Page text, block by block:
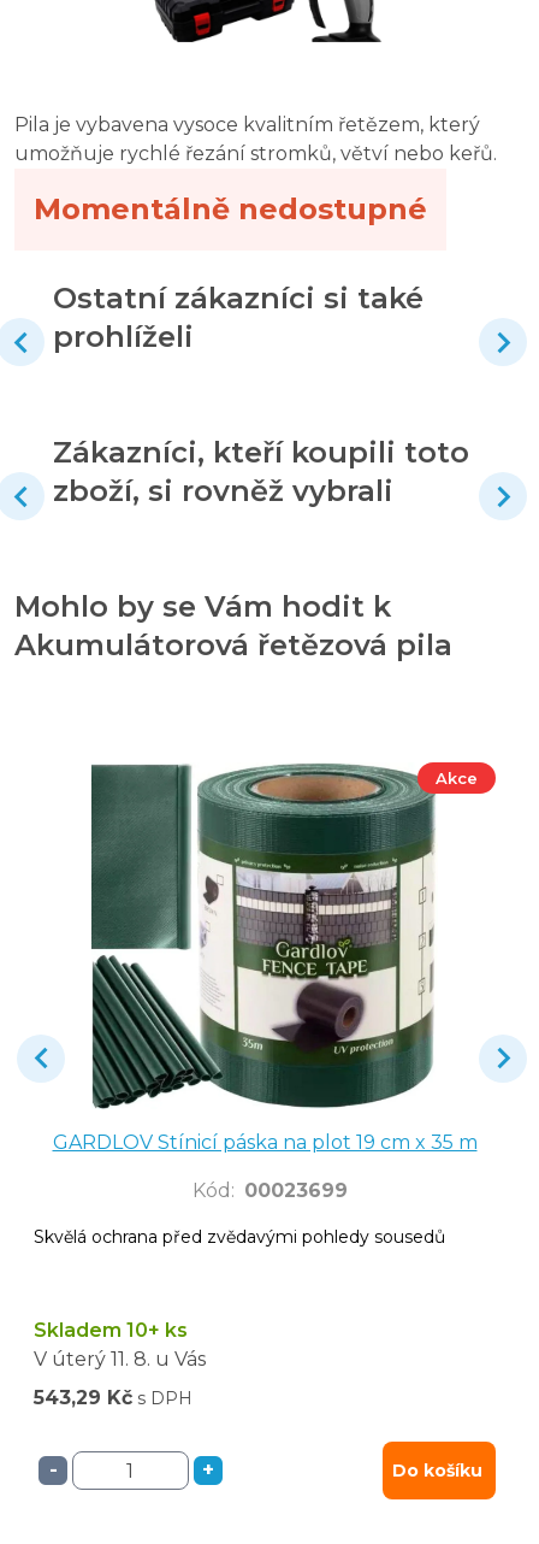
Pila je vybavena vysoce kvalitním řetězem, který
umožňuje rychlé řezání stromků, větví nebo keřů.
Momentálně nedostupné
Ostatní zákazníci si také
prohlíželi
Zákazníci, kteří koupili toto
zboží, si rovněž vybrali
Mohlo by se Vám hodit k
Akumulátorová řetězová pila
Akce
GARDLOV Stínicí páska na plot 19 cm x 35 m
Kód : 00023699
Skvělá ochrana před zvědavými pohledy sousedů
Skladem 10+ ks
V úterý 11. 8. u Vás
543,29 Kč s DPH
- + Do košíku